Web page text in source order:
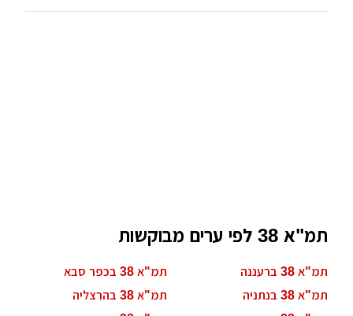
תמ"א 38 לפי ערים מבוקשות
תמ"א 38 ברעננה
תמ"א 38 בכפר סבא
תמ"א 38 בנתניה
תמ"א 38 בהרצליה